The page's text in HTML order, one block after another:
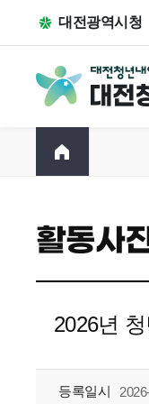
대전광역시청
활동사
2026년
등록일시